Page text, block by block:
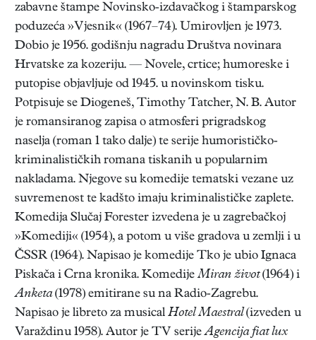
zabavne štampe Novinsko-izdavačkog i štamparskog
poduzeća »Vjesnik« (1967–74). Umirovljen je 1973.
Dobio je 1956. godišnju nagradu Društva novinara
Hrvatske za kozeriju. — Novele, crtice; humoreske i
putopise objavljuje od 1945. u novinskom tisku.
Potpisuje se Diogeneš, Timothy Tatcher, N. B. Autor
je romansiranog zapisa o atmosferi prigradskog
naselja (roman 1 tako dalje) te serije humorističko-
kriminalističkih romana tiskanih u popularnim
nakladama. Njegove su komedije tematski vezane uz
suvremenost te kadšto imaju kriminalističke zaplete.
Komedija Slučaj Forester izvedena je u zagrebačkoj
»Komediji« (1954), a potom u više gradova u zemlji i u
ČSSR (1964). Napisao je komedije Tko je ubio Ignaca
Piskača i Crna kronika. KomedijeMiran život(1964) i
Anketa(1978) emitirane su na Radio-Zagrebu.
Napisao je libreto za musical Hotel Maestral(izveden u
Varaždinu 1958). Autor je TV serijeAgencija fiat lux